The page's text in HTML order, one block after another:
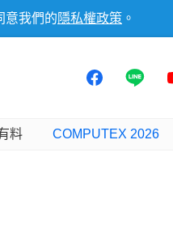
意我們的 隱私權政策 。
料 COMPUTEX 2026